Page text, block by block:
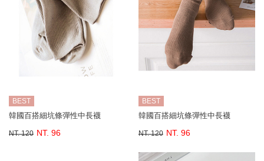
BEST
韓國百搭細坑條彈性中長襪
NT. 120 NT. 96
BEST
韓國百搭細坑條彈性中長襪
NT. 120 NT. 96